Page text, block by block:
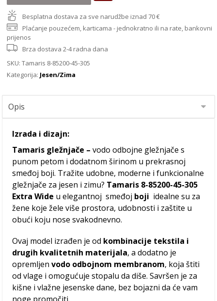
Besplatna dostava za sve narudžbe iznad 70 €
Plaćanje pouzećem, karticama - jednokratno ili na rate, bankovni
prijenos
Brza dostava 2-4 radna dana
SKU:Tamaris 8-85200-45-305
Kategorija: Jesen/Zima
Izrada i dizajn:
Tamaris gležnjače – vodo odbojne gležnjače s
punom petom i dodatnom širinom u prekrasnoj
smeđoj boji. Tražite udobne, moderne i funkcionalne
gležnjače za jesen i zimu? Tamaris 8-85200-45-305
Extra Wide u elegantnoj smeđoj boji idealne su za
žene koje žele više prostora, udobnosti i zaštite u
obući koju nose svakodnevno.
Ovaj model izrađen je od kombinacije tekstila i
drugih kvalitetnih materijala, a dodatno je
opremljenvodo odbojnom membranom, koja štiti
od vlage i omogućuje stopalu da diše. Savršen je za
kišne i vlažne jesenske dane, bez bojazni da će vam